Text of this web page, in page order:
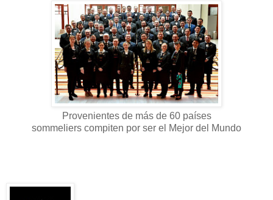
Provenientes de más de 60 países
sommeliers compiten por ser el Mejor del Mundo